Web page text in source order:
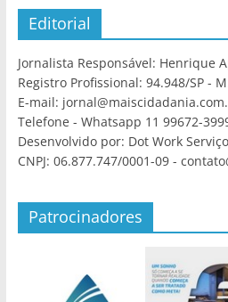
Editorial
Jornalista Responsável: Henrique
Registro Profissional: 94.948/SP -
E-mail:
Telefone - Whatsapp 11 99672-
Desenvolvido por: Dot Work
CNPJ: 06.877.747/0001-09 -
Patrocinadores